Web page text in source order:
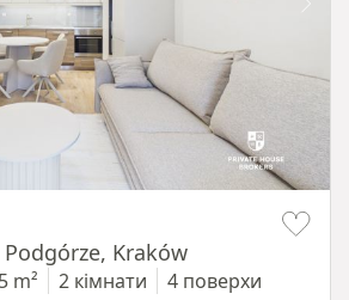
Kraków
m² 2 кімнати 4 поверхи